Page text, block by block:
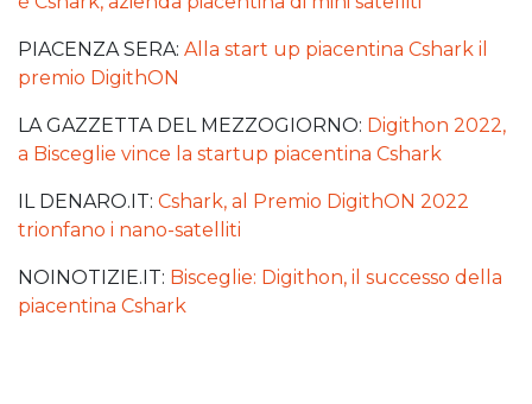
PIACENZA SERA: Alla start up piacentina Cshark il
premio DigithON
LA GAZZETTA DEL MEZZOGIORNO: Digithon 2022,
a Bisceglie vince la startup piacentina Cshark
IL DENARO.IT: Cshark, al Premio DigithON 2022
trionfano i nano-satelliti
NOINOTIZIE.IT: Bisceglie: Digithon, il successo della
piacentina Cshark